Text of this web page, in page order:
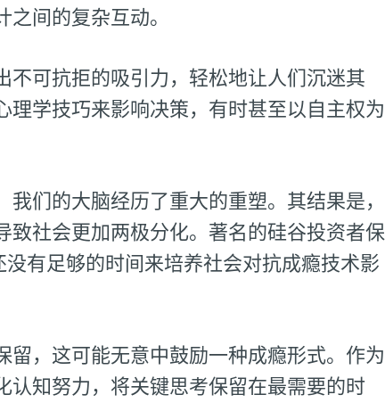
间的复杂互动。
可抗拒的吸引力，轻松地让人们沉迷其
学技巧来影响决策，有时甚至以自主权为
们的大脑经历了重大的重塑。其结果是，
社会更加两极分化。著名的硅谷投资者保
有足够的时间来培养社会对抗成瘾技术影
，这可能无意中鼓励一种成瘾形式。作为
认知努力，将关键思考保留在最需要的时